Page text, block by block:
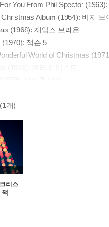
You From Phil Spector
Christmas Album (1964): 비치 보
(1968): 제임스 브라운
잭슨 5
World of Christmas
제이콥 밀러
머라이어 캐리
(2008): 셰릴 크로
(2009): 밥 딜런
(2011): 저스틴 비버
(2012): 씨로 그린
켈리 클락슨
Christmas (2017): 그웬 스테
(2017): 칩 트릭
(2017): 시아
(1개)
리스